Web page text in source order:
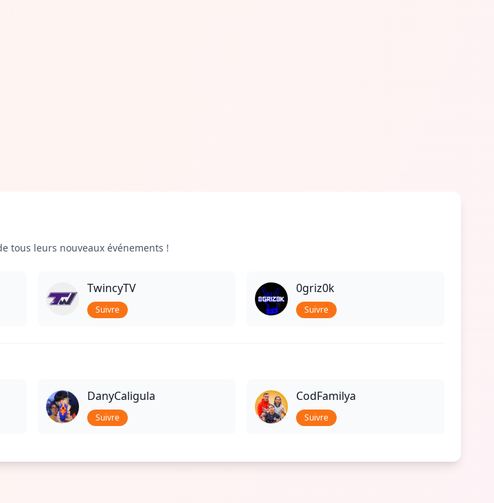
tous leurs nouveaux événements !
TwincyTV
Suivre
0griz0k
Suivre
DanyCaligula
Suivre
CodFamilya
Suivre